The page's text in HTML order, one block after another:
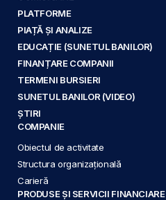
PLATFORME
PIAȚĂ ȘI ANALIZE
EDUCAȚIE (SUNETUL BANILOR)
FINANȚARE COMPANII
TERMENI BURSIERI
SUNETUL BANILOR (VIDEO)
ȘTIRI
COMPANIE
Obiectul de activitate
Structura organizațională
Carieră
PRODUSE ȘI SERVICII FINANCIARE